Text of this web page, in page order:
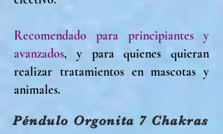
Recomendado para principiantes y
avanzados, y para quienes quieran
realizar tratamientos en mascotas y
animales.
Péndulo Orgonita 7 Chakras